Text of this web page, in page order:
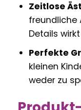
Zeitlose
freundliche
Details
Perfekte
kleinen
weder zu